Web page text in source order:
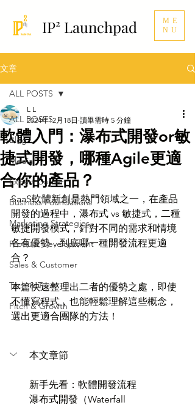
ME
NU
IP² Launchpad
文章
ALL POSTS
Blog
Media
Expert Corner
Business Foundations
Marketing Strategies
Product Development
Sales & Customer
Tech & Tools
Pitch & Growth
ALL POSTS
軟體入門：瀑布式開發or敏
捷式開發，哪種Agile更適
合你的產品？
L L
2024年12月18日 讀畢需時 5 分鐘
SaaS軟體新創是熱門領域之一，在產品
開發的過程中，瀑布式 vs 敏捷式，二種
敏捷開發模式，針對不同的需求和情境
各有優勢，到底哪一種開發流程更適
合？
本篇快速整理出二者的優勢之處，即使
不懂寫程式，也能輕鬆理解這些概念，
選出更適合團隊的方法！
本文章節
新手先看：軟體開發流程
瀑布式開發（Waterfall